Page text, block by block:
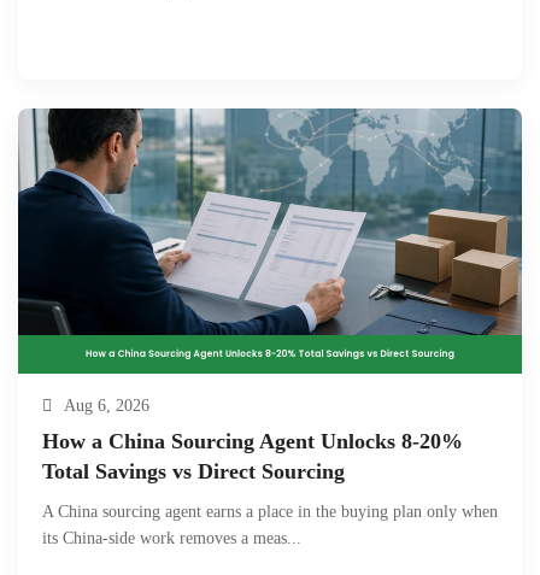
Aug 6, 2026
How a China Sourcing Agent Unlocks 8-20%
Total Savings vs Direct Sourcing
A China sourcing agent earns a place in the buying plan only when
its China-side work removes a meas...